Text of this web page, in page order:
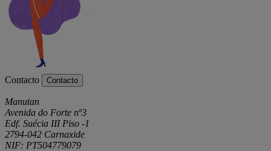
Contacto Contacto
Manutan
Avenida do Forte nº3
Edf. Suécia III Piso -1
2794-042 Carnaxide
NIF: PT504779079